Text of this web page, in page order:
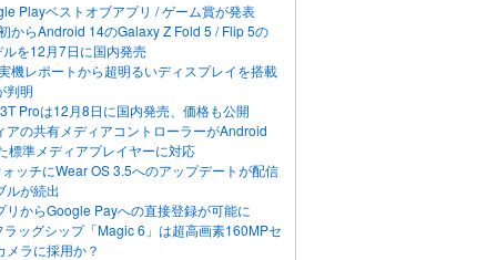
Playベストオブアプリ / ゲーム賞が発表
からAndroid 14のGalaxy Z Fold 5 / Flip 5の
を12月7日に国内発売
機レポートから超明るいディスプレイを搭載
判明
Proは12月8日に国内発売、価格も公開
アの共有メディアコントローラーがAndroid
標準メディアプレイヤーに対応
ッチにWear OS 3.5へのアップデートが配信
ルが続出
リからGoogle Payへの直接登録が可能に
ッグシップ「Magic 6」は超高画素160MPセ
メラに採用か？